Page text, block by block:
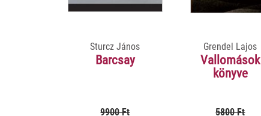
Sturcz János
Barcsay
9900 Ft
Grendel Lajos
Vallomások
könyve
5800 Ft